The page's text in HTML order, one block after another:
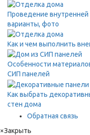
Проведение
варианты, фото
Как и чем выполнить
Особенности
СИП панелей
Как выбрать
стен дома
Обратная связь
×Закрыть